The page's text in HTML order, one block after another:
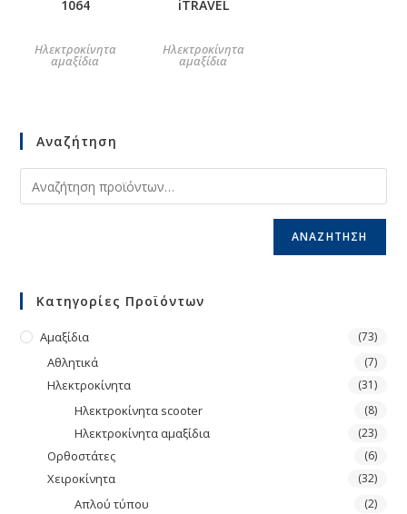
1064
Ηλεκτροκίνητα
αμαξίδια
iTRAVEL
Ηλεκτροκίνητα
αμαξίδια
Αναζήτηση
ΑΝΑΖΉΤΗΣΗ
Κατηγορίες Προϊόντων
Αμαξίδια (73)
Αθλητικά (7)
Ηλεκτροκίνητα (31)
Ηλεκτροκίνητα scooter (8)
Ηλεκτροκίνητα αμαξίδια (23)
Ορθοστάτες (6)
Χειροκίνητα (32)
Απλού τύπου (2)